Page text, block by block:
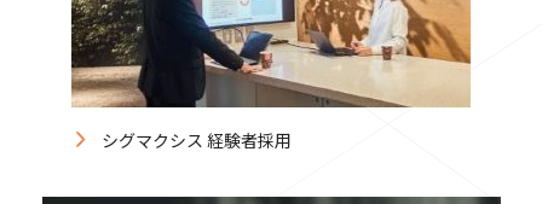
シグマクシス 経験者採用